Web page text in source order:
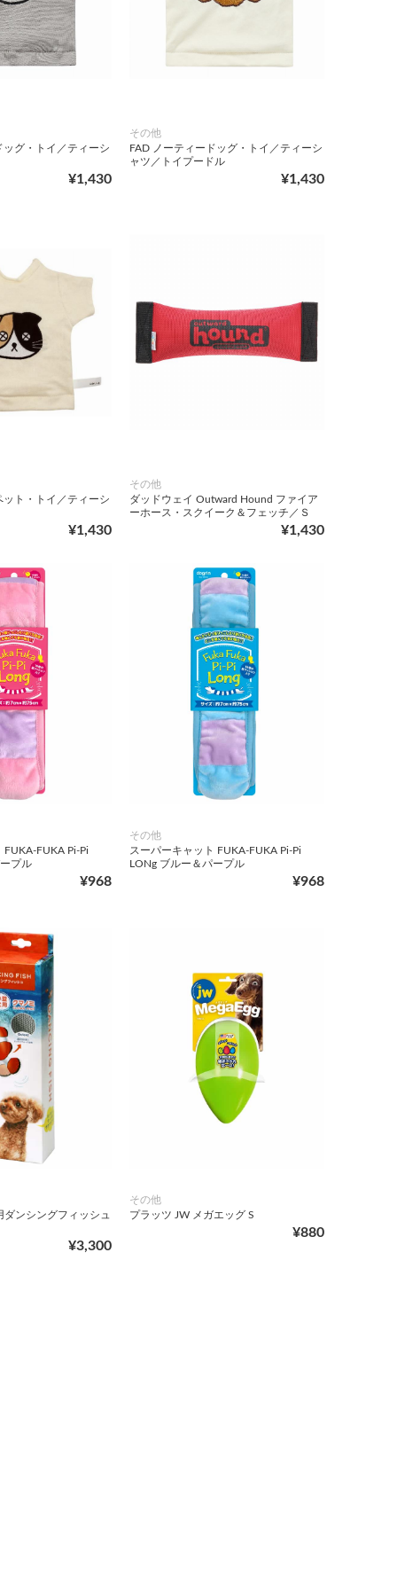
ッグ・トイ／ティーシ
¥1,430
その他
FAD ノーティードッグ・トイ／ティーシ
ャツ／トイプードル
¥1,430
ット・トイ／ティーシ
¥1,430
その他
ダッドウェイ Outward Hound ファイア
ーホース・スクイーク＆フェッチ／Ｓ
¥1,430
FUKA-FUKA Pi-Pi
プル
¥968
その他
スーパーキャット FUKA-FUKA Pi-Pi
LONg ブルー＆パープル
¥968
ンシングフィッシュ
¥3,300
その他
プラッツ JW メガエッグ S
¥880